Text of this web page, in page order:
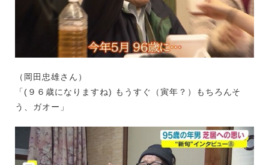
（岡田忠雄さん）
「(９６歳になりますね) もうすぐ（寅年？）もちろんそ
う、ガオー」